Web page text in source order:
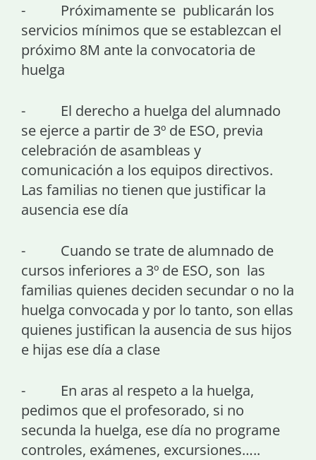
- Próximamente se publicarán los
servicios mínimos que se establezcan el
próximo 8M ante la convocatoria de
huelga
- El derecho a huelga del alumnado
se ejerce a partir de 3º de ESO, previa
celebración de asambleas y
comunicación a los equipos directivos.
Las familias no tienen que justificar la
ausencia ese día
- Cuando se trate de alumnado de
cursos inferiores a 3º de ESO, son las
familias quienes deciden secundar o no la
huelga convocada y por lo tanto, son ellas
quienes justifican la ausencia de sus hijos
e hijas ese día a clase
- En aras al respeto a la huelga,
pedimos que el profesorado, si no
secunda la huelga, ese día no programe
controles, exámenes, excursiones…..